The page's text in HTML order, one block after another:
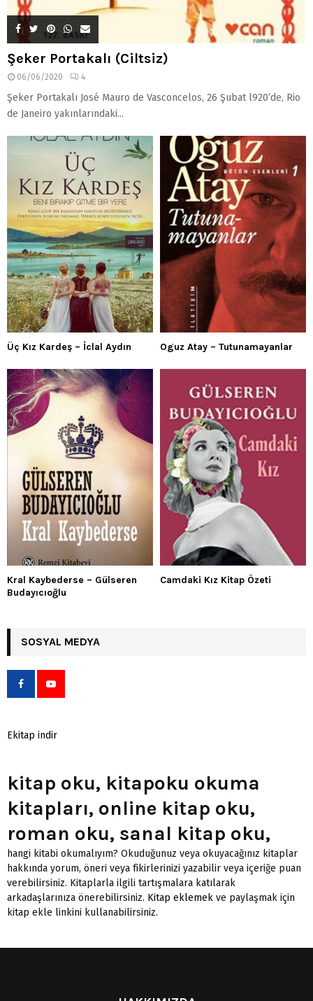
Şeker Portakalı (Ciltsiz)
06/06/2020 4
Şeker Portakalı José Mauro de Vasconcelos, 26 Şubat l920’de, Rio
de Janeiro yakınlarındaki...
Üç Kız Kardeş – İclal Aydın Oguz Atay – Tutunamayanlar
Kral Kaybederse – Gülseren
Budayıcıoğlu
Camdaki Kız Kitap Özeti
SOSYAL MEDYA
Ekitap indir
kitap oku, kitapoku okuma
kitapları, online kitap oku,
roman oku, sanal kitap oku,
hangi kitabi okumalıyım? Okuduğunuz veya okuyacağınız kitaplar
hakkında yorum, öneri veya fikirlerinizi yazabilir veya içeriğe puan
verebilirsiniz. Kitaplarla ilgili tartışmalara katılarak
arkadaşlarınıza önerebilirsiniz. Kitap eklemek ve paylaşmak için
kitap ekle linkini kullanabilirsiniz.